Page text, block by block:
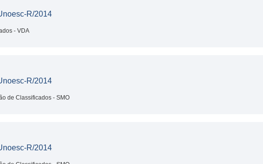
R/2014
- VDA
R/2014
de Classificados - SMO
R/2014